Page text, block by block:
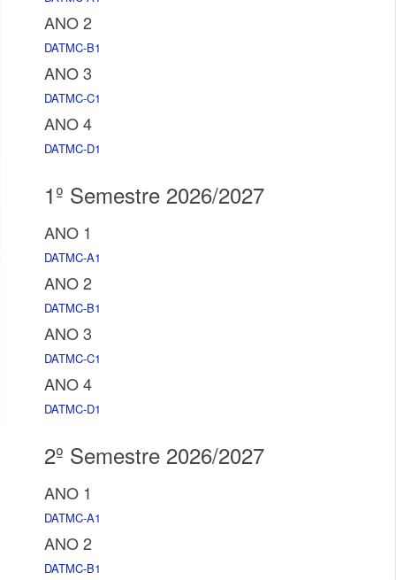
ANO 2
DATMC-B1
ANO 3
DATMC-C1
ANO 4
DATMC-D1
1º Semestre 2026/2027
ANO 1
DATMC-A1
ANO 2
DATMC-B1
ANO 3
DATMC-C1
ANO 4
DATMC-D1
2º Semestre 2026/2027
ANO 1
DATMC-A1
ANO 2
DATMC-B1